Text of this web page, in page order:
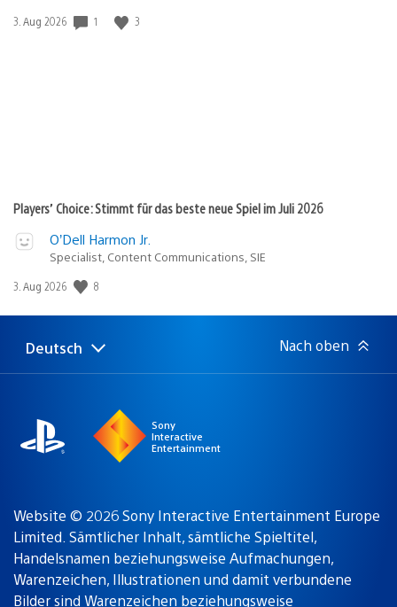
Veröffentlichungsdatum:
3. Aug 2026 1 3
Players’ Choice: Stimmt für das beste neue Spiel im Juli 2026
O’Dell Harmon Jr.
Specialist, Content Communications, SIE
Veröffentlichungsdatum:
3. Aug 2026 8
Select
a
Aktuelle
Region:
Deutsch Nach oben
Sony
Interactive
Entertainment
Website © 2026 Sony Interactive Entertainment Europe
Limited. Sämtlicher Inhalt, sämtliche Spieltitel,
Handelsnamen beziehungsweise Aufmachungen,
Warenzeichen, Illustrationen und damit verbundene
Bilder sind Warenzeichen beziehungsweise